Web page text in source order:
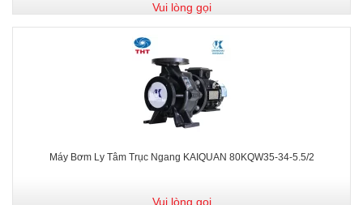
Vui lòng gọi
Máy Bơm Ly Tâm Trục Ngang KAIQUAN 80KQW35-34-5.5/2
Vui lòng gọi